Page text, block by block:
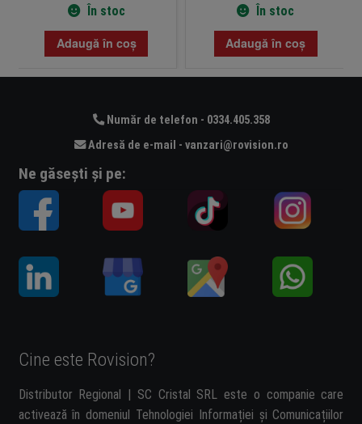
În stoc
Adaugă în coș
În stoc
Adaugă în coș
Număr de telefon - 0334.405.358
Adresă de e-mail - vanzari@rovision.ro
Ne găsești și pe:
Cine este Rovision?
Distributor Regional | SC Cristal SRL este o companie care
activează în domeniul Tehnologiei Informației și Comunicațiilor